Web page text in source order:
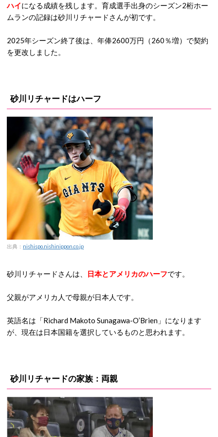
ハイになる成績を残します。育成選手出身のシーズン2桁ホー
ムランの記録は砂川リチャードさんが初です。
2025年シーズン終了後は、年俸2600万円（260％増）で契約
を更改しました。
砂川リチャードはハーフ
出典： nishispo.nishinippon.co.jp
砂川リチャードさんは、 日本とアメリカのハーフです。
父親がアメリカ人で母親が日本人です。
英語名は「Richard Makoto Sunagawa-O’Brien」になります
が、現在は日本国籍を選択しているものと思われます。
砂川リチャードの家族：両親